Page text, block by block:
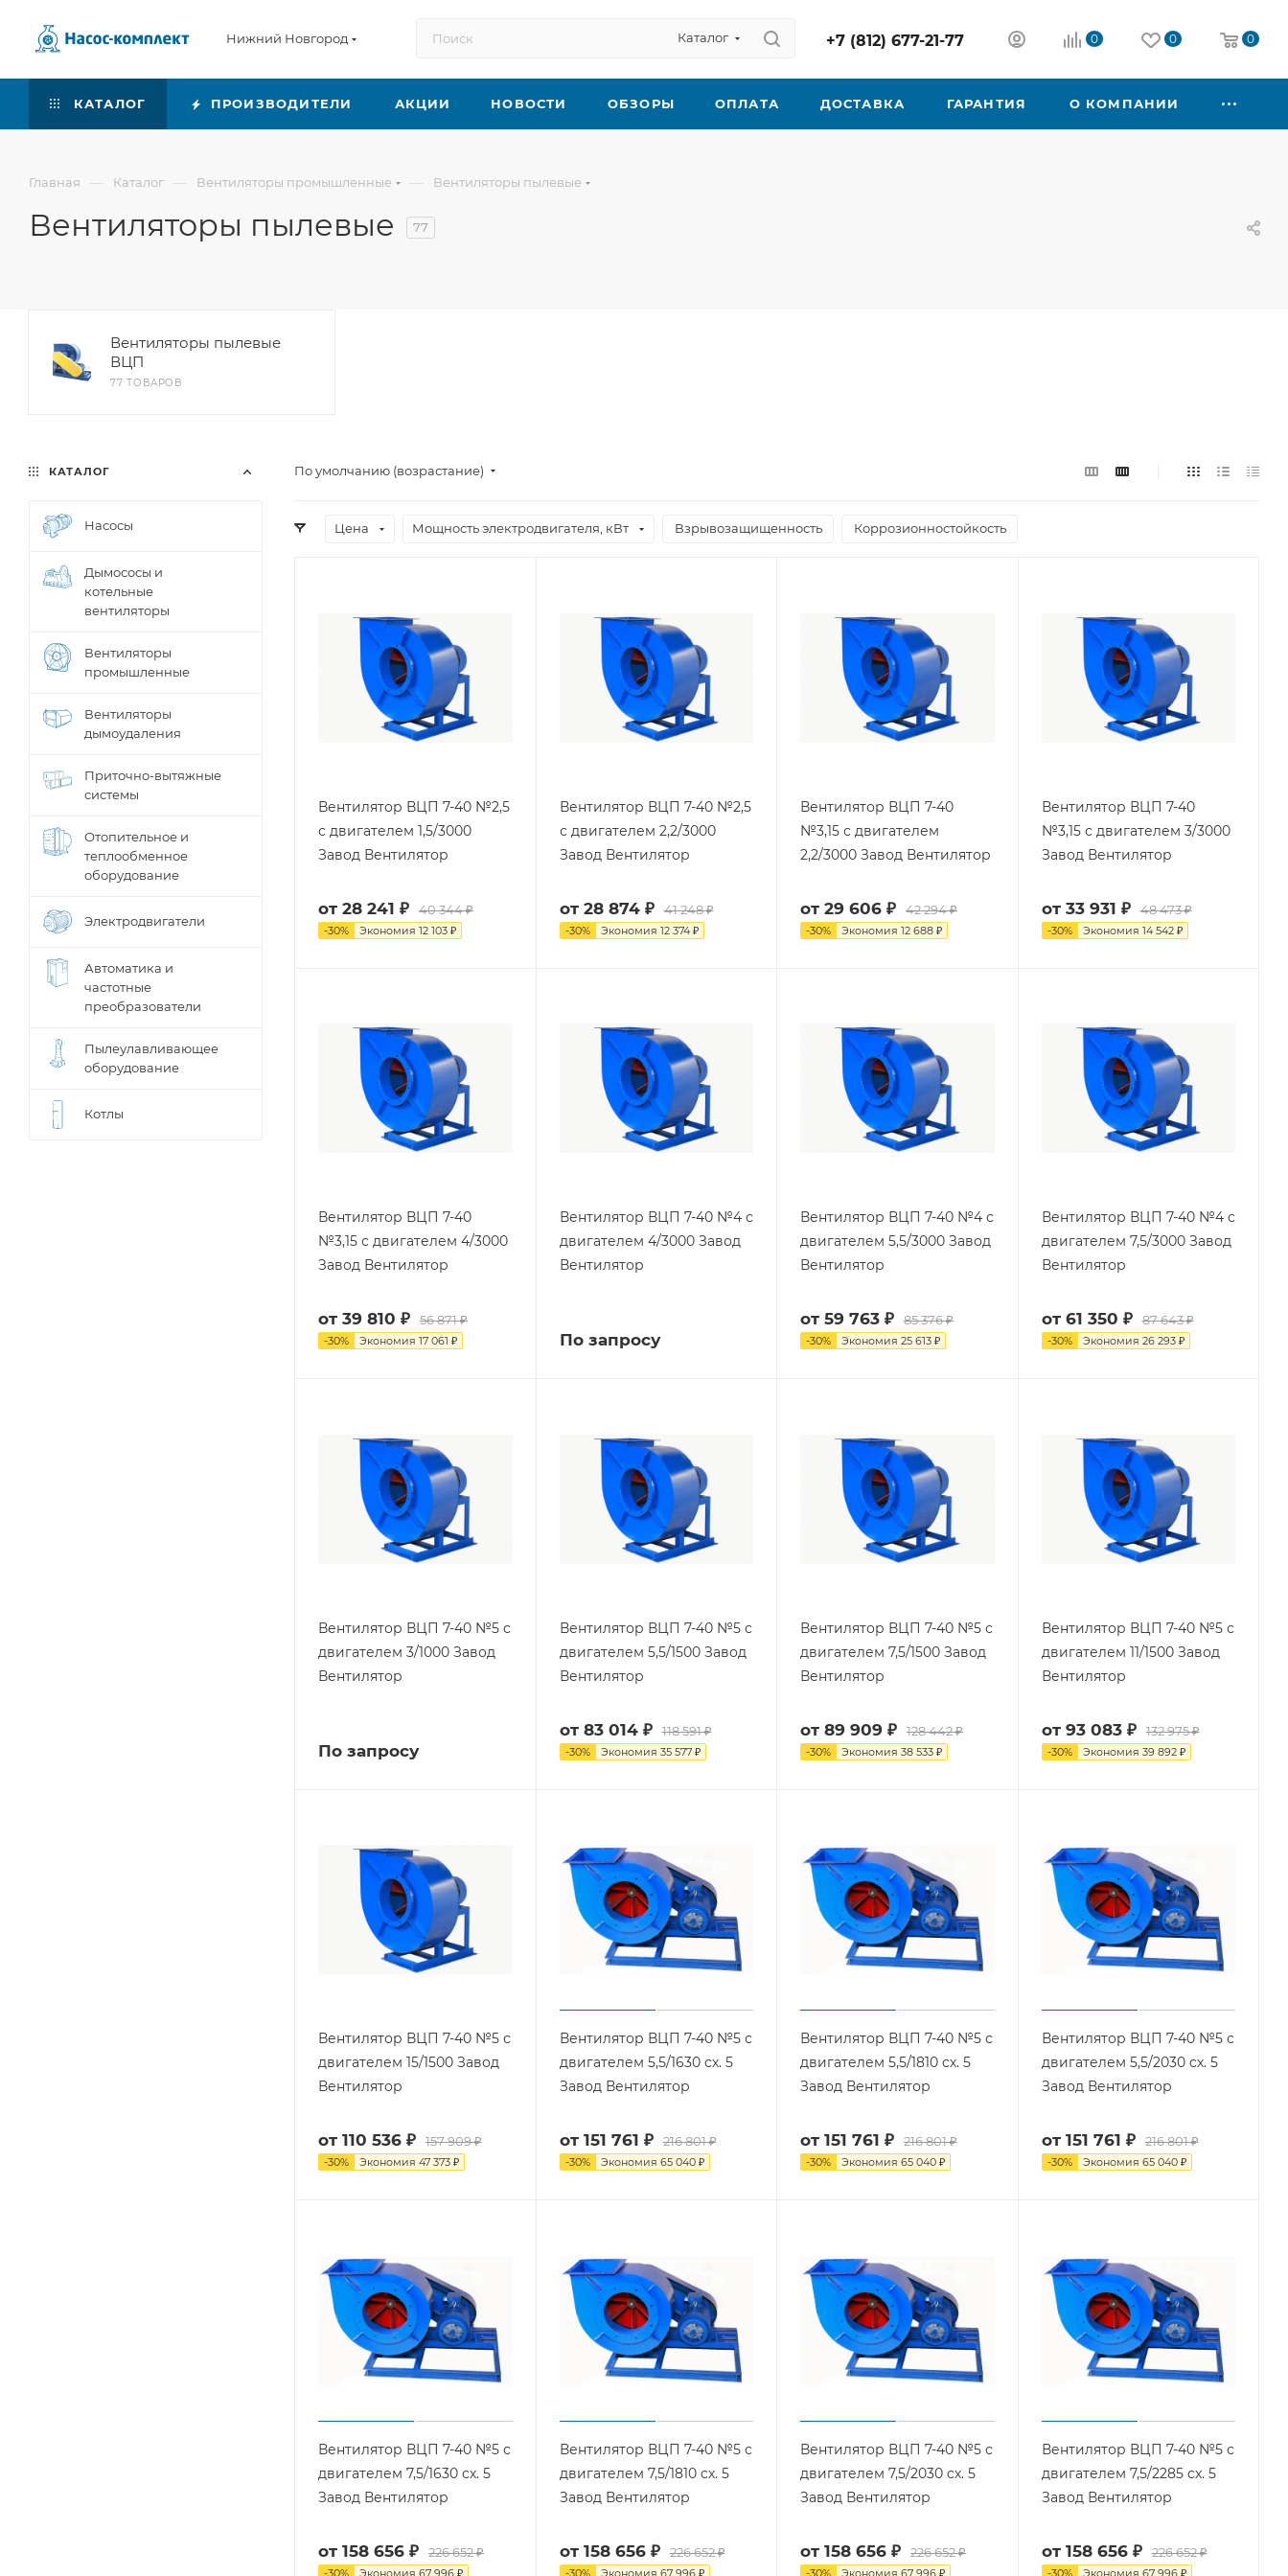
Нижний Новгород Каталог +7 (812) 677-21-77 0 0 0
КАТАЛОГ ПРОИЗВОДИТЕЛИ АКЦИИ НОВОСТИ ОБЗОРЫ ОПЛАТА ДОСТАВКА ГАРАНТИЯ О КОМПАНИИ
Главная — Каталог — Вентиляторы промышленные — Вентиляторы пылевые
Вентиляторы пылевые 77
Вентиляторы пылевые
ВЦП
77 ТОВАРОВ
По умолчанию (возрастание)
Цена Мощность электродвигателя, кВт Взрывозащищенность Коррозионностойкость
Вентилятор ВЦП 7-40 №2,5
с двигателем 1,5/3000
Завод Вентилятор
от 28 241 ₽ 40 344 ₽
-30% Экономия 12 103 ₽
Вентилятор ВЦП 7-40 №2,5
с двигателем 2,2/3000
Завод Вентилятор
от 28 874 ₽ 41 248 ₽
-30% Экономия 12 374 ₽
Вентилятор ВЦП 7-40
№3,15 с двигателем
2,2/3000 Завод Вентилятор
от 29 606 ₽ 42 294 ₽
-30% Экономия 12 688 ₽
Вентилятор ВЦП 7-40
№3,15 с двигателем 3/3000
Завод Вентилятор
от 33 931 ₽ 48 473 ₽
-30% Экономия 14 542 ₽
Вентилятор ВЦП 7-40
№3,15 с двигателем 4/3000
Завод Вентилятор
от 39 810 ₽ 56 871 ₽
-30% Экономия 17 061 ₽
Вентилятор ВЦП 7-40 №4 с
двигателем 4/3000 Завод
Вентилятор
По запросу
Вентилятор ВЦП 7-40 №4 с
двигателем 5,5/3000 Завод
Вентилятор
от 59 763 ₽ 85 376 ₽
-30% Экономия 25 613 ₽
Вентилятор ВЦП 7-40 №4 с
двигателем 7,5/3000 Завод
Вентилятор
от 61 350 ₽ 87 643 ₽
-30% Экономия 26 293 ₽
Вентилятор ВЦП 7-40 №5 с
двигателем 3/1000 Завод
Вентилятор
По запросу
Вентилятор ВЦП 7-40 №5 с
двигателем 5,5/1500 Завод
Вентилятор
от 83 014 ₽ 118 591 ₽
-30% Экономия 35 577 ₽
Вентилятор ВЦП 7-40 №5 с
двигателем 7,5/1500 Завод
Вентилятор
от 89 909 ₽ 128 442 ₽
-30% Экономия 38 533 ₽
Вентилятор ВЦП 7-40 №5 с
двигателем 11/1500 Завод
Вентилятор
от 93 083 ₽ 132 975 ₽
-30% Экономия 39 892 ₽
Вентилятор ВЦП 7-40 №5 с
двигателем 15/1500 Завод
Вентилятор
от 110 536 ₽ 157 909 ₽
-30% Экономия 47 373 ₽
Вентилятор ВЦП 7-40 №5 с
двигателем 5,5/1630 cх. 5
Завод Вентилятор
от 151 761 ₽ 216 801 ₽
-30% Экономия 65 040 ₽
Вентилятор ВЦП 7-40 №5 с
двигателем 5,5/1810 cх. 5
Завод Вентилятор
от 151 761 ₽ 216 801 ₽
-30% Экономия 65 040 ₽
Вентилятор ВЦП 7-40 №5 с
двигателем 5,5/2030 cх. 5
Завод Вентилятор
от 151 761 ₽ 216 801 ₽
-30% Экономия 65 040 ₽
Вентилятор ВЦП 7-40 №5 с
двигателем 7,5/1630 cх. 5
Завод Вентилятор
от 158 656 ₽ 226 652 ₽
-30% Экономия 67 996 ₽
Вентилятор ВЦП 7-40 №5 с
двигателем 7,5/1810 cх. 5
Завод Вентилятор
от 158 656 ₽ 226 652 ₽
-30% Экономия 67 996 ₽
Вентилятор ВЦП 7-40 №5 с
двигателем 7,5/2030 cх. 5
Завод Вентилятор
от 158 656 ₽ 226 652 ₽
-30% Экономия 67 996 ₽
Вентилятор ВЦП 7-40 №5 с
двигателем 7,5/2285 cх. 5
Завод Вентилятор
от 158 656 ₽ 226 652 ₽
-30% Экономия 67 996 ₽
КАТАЛОГ
Насосы
Дымососы и
котельные
вентиляторы
Вентиляторы
промышленные
Вентиляторы
дымоудаления
Приточно-вытяжные
системы
Отопительное и
теплообменное
оборудование
Электродвигатели
Автоматика и
частотные
преобразователи
Пылеулавливающее
оборудование
Котлы